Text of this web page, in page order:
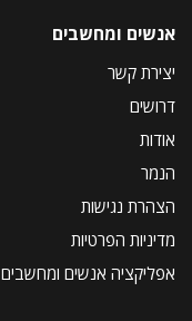
אנשים ומחשבים
יצירת קשר
דרושים
אודות
הנמר
הצהרת נגישות
מדיניות הפרטיות
אפליקציה אנשים ומחשבים